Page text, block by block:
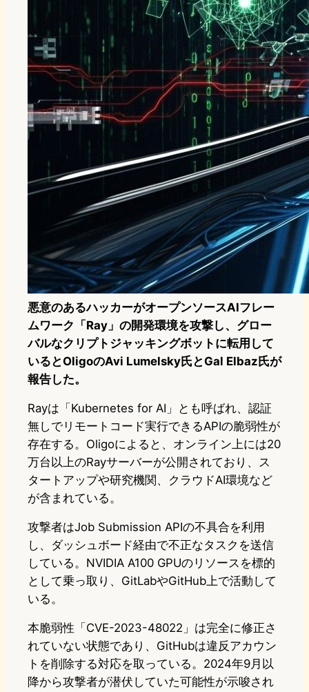
悪意のあるハッカーがオープンソースAIフレー
ムワーク「Ray」の開発環境を攻撃し、グロー
バルなクリプトジャッキングボットに転用して
いるとOligoのAvi Lumelsky氏とGal Elbaz氏が
報告した。
Rayは「Kubernetes for AI」とも呼ばれ、認証
無しでリモートコード実行できるAPIの脆弱性が
存在する。Oligoによると、オンライン上には20
万台以上のRayサーバーが公開されており、ス
タートアップや研究機関、クラウドAI環境など
が含まれている。
攻撃者はJob Submission APIの不具合を利用
し、ダッシュボード経由で不正なタスクを送信
している。NVIDIA A100 GPUのリソースを標的
として乗っ取り、GitLabやGitHub上で活動して
いる。
本脆弱性「CVE-2023-48022」は完全に修正さ
れていない状態であり、GitHubは違反アカウン
トを削除する対応を取っている。2024年9月以
降から攻撃者が潜伏していた可能性が示唆され